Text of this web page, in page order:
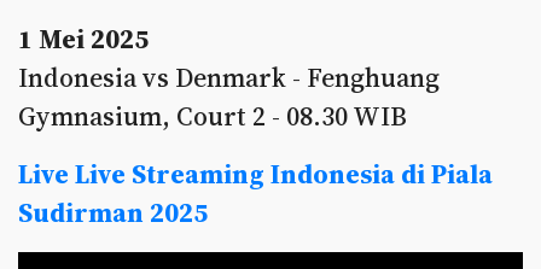
1 Mei 2025
Indonesia vs Denmark - Fenghuang
Gymnasium, Court 2 - 08.30 WIB
Live Live Streaming Indonesia di Piala
Sudirman 2025